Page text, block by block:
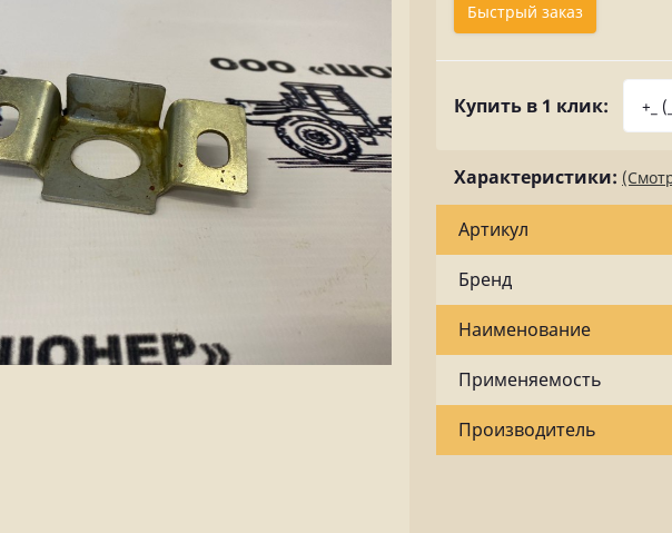
Быстрый заказ
Купить в 1 клик:
Характеристики:
Артикул
Бренд
Наименование
Применяемость
Производитель